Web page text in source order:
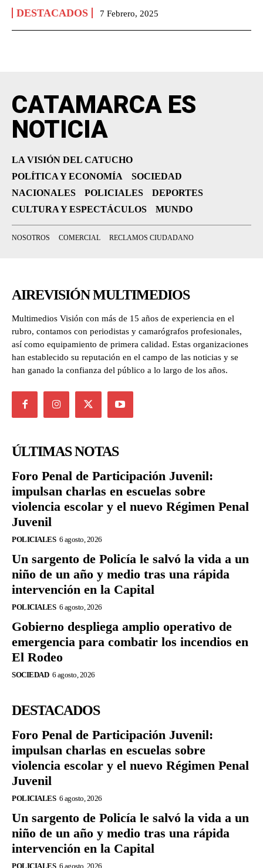
DESTACADOS 7 Febrero, 2025
CATAMARCA ES
NOTICIA
LA VISIÓN DEL CATUCHO
POLÍTICA Y ECONOMÍA
SOCIEDAD
NACIONALES
POLICIALES
DEPORTES
CULTURA Y ESPECTÁCULOS
MUNDO
NOSOTROS COMERCIAL RECLAMOS CIUDADANO
AIREVISIÓN MULTIMEDIOS
Multimedios Visión con más de 15 años de experiencia en el
rubro, contamos con periodistas y camarógrafos profesionales,
así como equipamiento de primera calidad. Estas organizaciones
han establecido su reputación en el campo de las noticias y se
han ganado la confianza del público a lo largo de los años.
ÚLTIMAS NOTAS
Foro Penal de Participación Juvenil:
impulsan charlas en escuelas sobre
violencia escolar y el nuevo Régimen Penal
Juvenil
POLICIALES 6 agosto, 2026
Un sargento de Policía le salvó la vida a un
niño de un año y medio tras una rápida
intervención en la Capital
POLICIALES 6 agosto, 2026
Gobierno despliega amplio operativo de
emergencia para combatir los incendios en
El Rodeo
SOCIEDAD 6 agosto, 2026
DESTACADOS
Foro Penal de Participación Juvenil:
impulsan charlas en escuelas sobre
violencia escolar y el nuevo Régimen Penal
Juvenil
POLICIALES 6 agosto, 2026
Un sargento de Policía le salvó la vida a un
niño de un año y medio tras una rápida
intervención en la Capital
POLICIALES 6 agosto, 2026